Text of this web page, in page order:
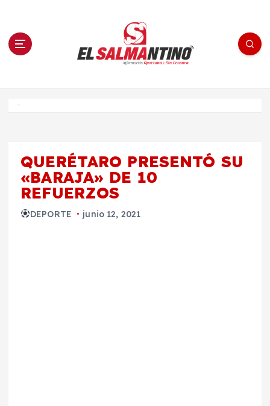
n El Salmantino - medios/noticias/editorial
QUERÉTARO PRESENTÓ SU
«BARAJA» DE 10
REFUERZOS
DEPORTE junio 12, 2021